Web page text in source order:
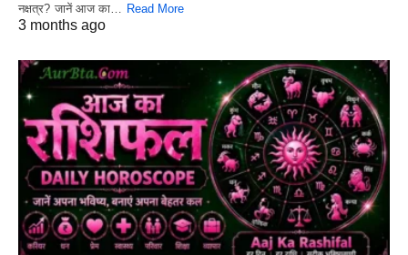
नक्षत्र? जानें आज का…
Read More
3 months ago